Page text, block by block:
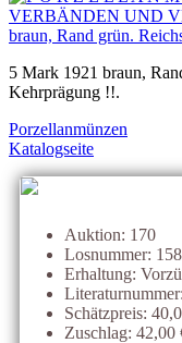
5 Mark 1921 braun,
Kehrprägung !!.
Porzellanmünzen
Katalogseite
Auktion: 170
Losnummer:
Erhaltung:
Schätzpreis:
Zuschlag: 42,00